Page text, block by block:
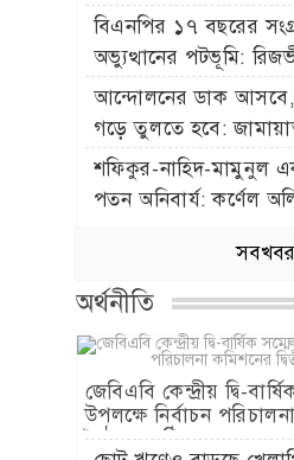
বিএনপির ১৭ বছরের
অভ্যুত্থানের পটভূমি:
আন্দোলনের ডাক আসবে,
গড়ে তুলতে হবে:
শফিকুর-নাহিদ-মামুনুল
পতন অনিবার্য: কর্ণেল
সবখবর
অর্থনীতি
জেবিএবি কেন্দ্রীয় দ্বি-
উপলক্ষে নির্বাচন
বৈঠক অনুষ্ঠিত